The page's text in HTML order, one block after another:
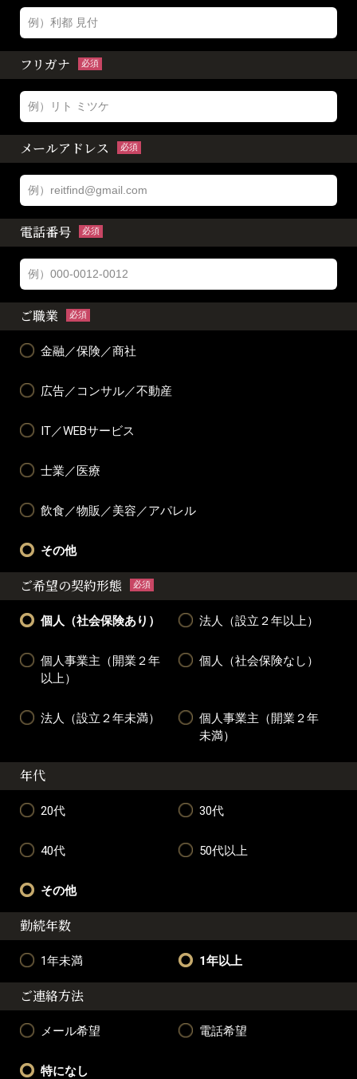
フリガナ 必須
メールアドレス 必須
電話番号 必須
ご職業 必須
金融／保険／商社
広告／コンサル／不動産
IT／WEBサービス
士業／医療
飲食／物販／美容／アパレル
その他
ご希望の契約形態 必須
個人（社会保険あり） 法人（設立２年以上）
個人事業主（開業２年
以上）
個人（社会保険なし）
法人（設立２年未満）
個人事業主（開業２年
未満）
年代
20代 30代
40代 50代以上
その他
勤続年数
1年未満 1年以上
ご連絡方法
メール希望 電話希望
特になし